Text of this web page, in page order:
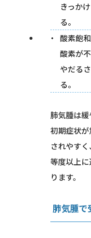
きっか
る。
酸素飽
酸素が
やだる
る。
肺気腫は緩
初期症状
されやす
等度以上
ります。
肺気腫で